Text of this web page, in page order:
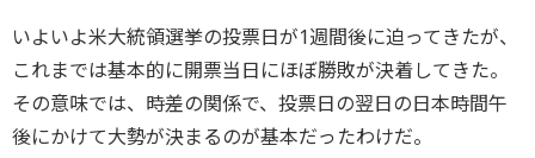
いよいよ米大統領選挙の投票日が1週間後に迫ってきたが、
これまでは基本的に開票当日にほぼ勝敗が決着してきた。
その意味では、時差の関係で、投票日の翌日の日本時間午
後にかけて大勢が決まるのが基本だったわけだ。